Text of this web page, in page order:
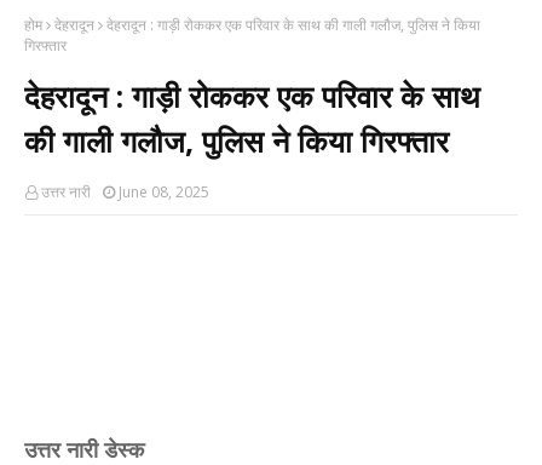
होम देहरादून देहरादून : गाड़ी रोककर एक परिवार के साथ की गाली गलौज, पुलिस ने किया
गिरफ्तार
देहरादून : गाड़ी रोककर एक परिवार के साथ
की गाली गलौज, पुलिस ने किया गिरफ्तार
उत्तर नारी June 08, 2025
उत्तर नारी डेस्क